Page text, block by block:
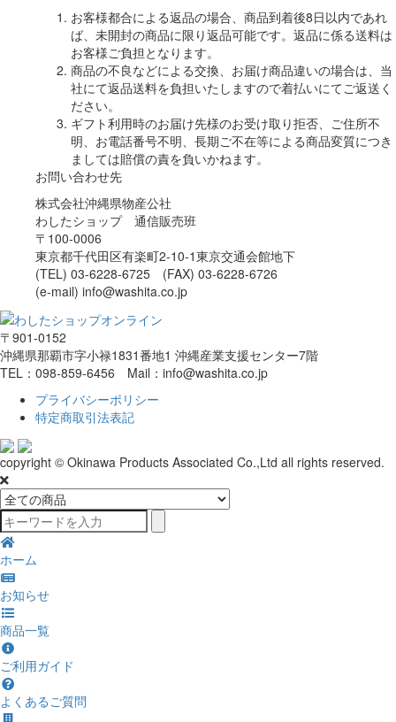
お客様都合による返品の場合、商品到着後8日以内であれ
ば、未開封の商品に限り返品可能です。返品に係る送料は
お客様ご負担となります。
商品の不良などによる交換、お届け商品違いの場合は、当
社にて返品送料を負担いたしますので着払いにてご返送く
ださい。
ギフト利用時のお届け先様のお受け取り拒否、ご住所不
明、お電話番号不明、長期ご不在等による商品変質につき
ましては賠償の責を負いかねます。
お問い合わせ先
株式会社沖縄県物産公社
わしたショップ 通信販売班
〒100-0006
東京都千代田区有楽町2-10-1東京交通会館地下
(TEL) 03-6228-6725 (FAX) 03-6228-6726
(e-mail) info@washita.co.jp
〒901-0152
沖縄県那覇市字小禄1831番地1 沖縄産業支援センター7階
TEL：098-859-6456 Mail：info@washita.co.jp
プライバシーポリシー
特定商取引法表記
copyright © Okinawa Products Associated Co.,Ltd all rights reserved.
ホーム
お知らせ
商品一覧
ご利用ガイド
よくあるご質問